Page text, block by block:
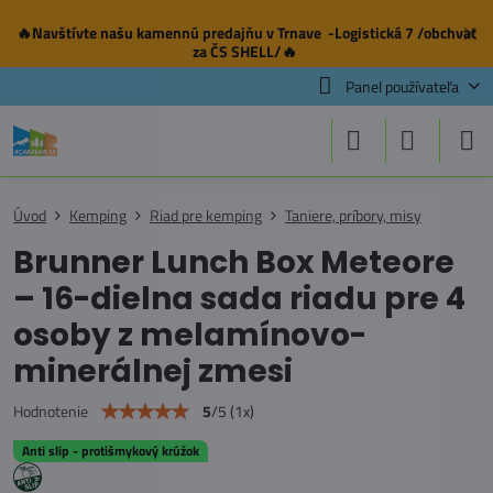
✕
🔥Navštívte našu kamennú predajňuv Trnave -Logistická 7 /obchvat
za ČS SHELL/🔥
Panel používateľa
Anti slip - protišmykový krúžok
Úvod Kemping Riad pre kemping Taniere, príbory, misy
Brunner Lunch Box Meteore
– 16-dielna sada riadu pre 4
osoby z melamínovo-
minerálnej zmesi
Hodnotenie 5/5(1x)